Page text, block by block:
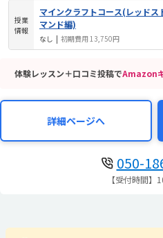
授業
情報
マインクラフトコース(レッド
マンド編)
なし | 初期費用 13,750円
体験レッスン＋口コミ投稿でAmazon
詳細ページへ
050-
【受付時間】